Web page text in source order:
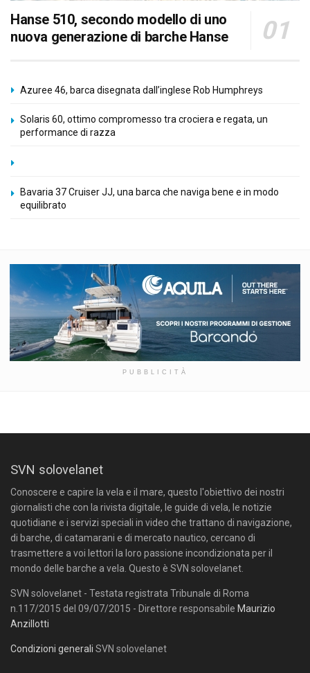
Hanse 510, secondo modello di uno
nuova generazione di barche Hanse
Azuree 46, barca disegnata dall’inglese Rob Humphreys
Solaris 60, ottimo compromesso tra crociera e regata, un
performance di razza
Bavaria 37 Cruiser JJ, una barca che naviga bene e in modo
equilibrato
PUBBLICITÀ
SVN solovelanet
Conoscere e capire la vela e il mare, questo l'obiettivo dei nostri
giornalisti che con la rivista digitale, le guide di vela, le notizie
quotidiane e i servizi speciali in video che trattano di navigazione,
di barche, di catamarani e di mercato nautico, cercano di
trasmettere a voi lettori la loro passione incondizionata per il
mondo delle barche a vela. Questo è SVN solovelanet.
SVN solovelanet - Testata registrata Tribunale di Roma
n.117/2015 del 09/07/2015 - Direttore responsabile Maurizio
Anzillotti
Condizioni generali SVN solovelanet